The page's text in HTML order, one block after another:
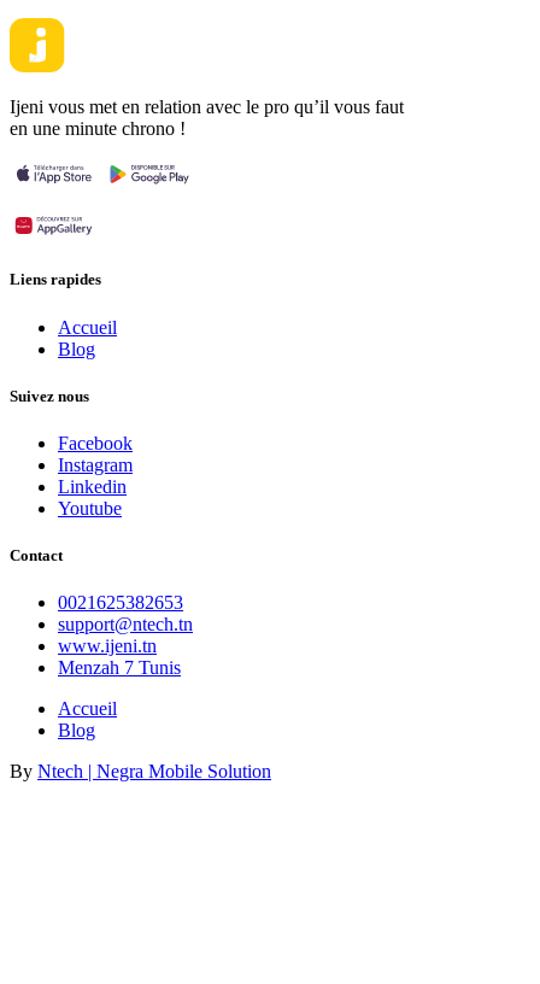
Ijeni vous met en relation avec le pro qu’il vous faut
en une minute chrono !
Liens rapides
Accueil
Blog
Suivez nous
Facebook
Instagram
Linkedin
Youtube
Contact
0021625382653
support@ntech.tn
www.ijeni.tn
Menzah 7 Tunis
Accueil
Blog
By Ntech | Negra Mobile Solution